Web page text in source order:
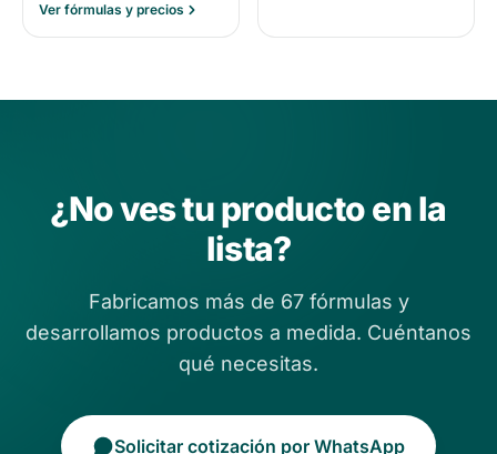
Ver fórmulas y precios
¿No ves tu producto en la
lista?
Fabricamos más de 67 fórmulas y
desarrollamos productos a medida. Cuéntanos
qué necesitas.
Solicitar cotización por WhatsApp